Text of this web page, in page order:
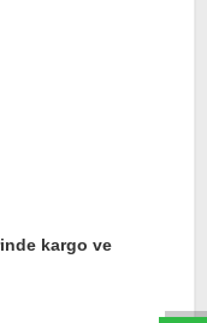
kargo ve